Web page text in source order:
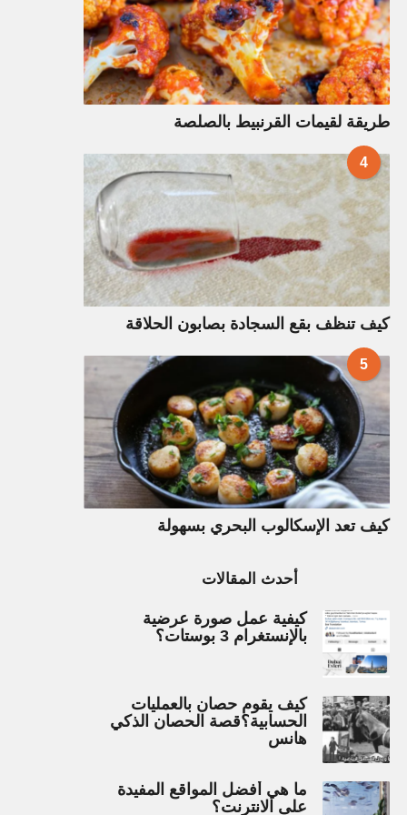
طريقة لقيمات القرنبيط بالصلصة
4
كيف تنظف بقع السجادة بصابون الحلاقة
5
كيف تعد الإسكالوب البحري بسهولة
أحدث المقالات
كيفية عمل صورة عرضية
بالإنستغرام 3 بوستات؟
كيف يقوم حصان بالعمليات
الحسابية؟قصة الحصان الذكي
هانس
ما هي أفضل المواقع المفيدة
على الانترنت؟